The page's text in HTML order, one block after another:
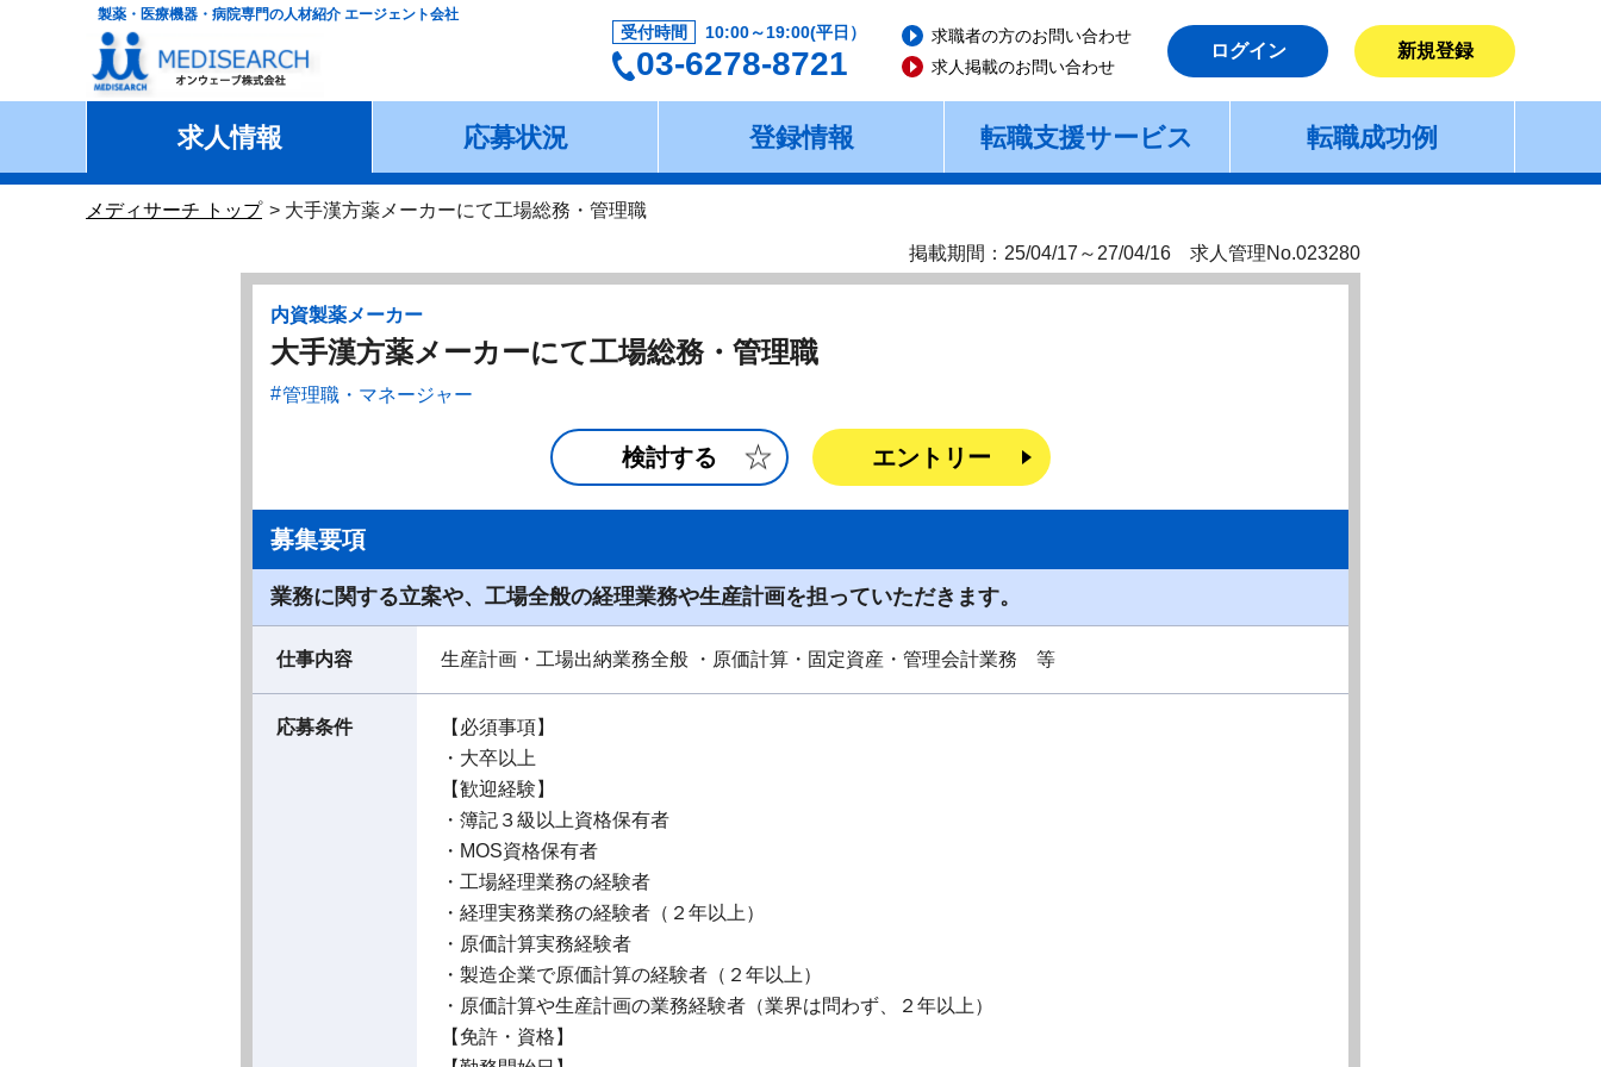
製薬・医療機器・病院専門の人材紹介 エージェント会社
受付時間 10:00～19:00(平日）
03-6278-8721
求職者の方のお問い合わせ
求人掲載のお問い合わせ
ログイン 新規登録
求人情報 応募状況 登録情報 転職支援サービス 転職成功例
メディサーチ トップ 大手漢方薬メーカーにて工場総務・管理職
掲載期間：25/04/17～27/04/16 求人管理No.023280
内資製薬メーカー
大手漢方薬メーカーにて工場総務・管理職
管理職・マネージャー
検討する エントリー
募集要項
業務に関する立案や、工場全般の経理業務や生産計画を担っていただきます。
仕事内容 生産計画・工場出納業務全般 ・原価計算・固定資産・管理会計業務 等
応募条件
【必須事項】
・大卒以上
【歓迎経験】
・簿記３級以上資格保有者
・MOS資格保有者
・工場経理業務の経験者
・経理実務業務の経験者（２年以上）
・原価計算実務経験者
・製造企業で原価計算の経験者（２年以上）
・原価計算や生産計画の業務経験者（業界は問わず、２年以上）
【免許・資格】